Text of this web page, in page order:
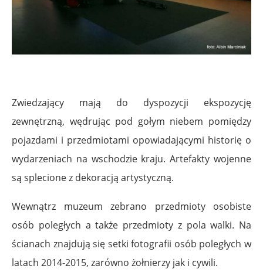
Zwiedzający mają do dyspozycji ekspozycję
zewnętrzną, wędrując pod gołym niebem pomiędzy
pojazdami i przedmiotami opowiadającymi historię o
wydarzeniach na wschodzie kraju.Artefakty wojenne
są splecione z dekoracją artystyczną.
Wewnątrz muzeum zebrano przedmioty osobiste
osób poległych a także przedmioty z pola walki. Na
ścianach znajdują się setki fotografii osób poległych w
latach 2014-2015, zarówno żołnierzy jak i cywili.